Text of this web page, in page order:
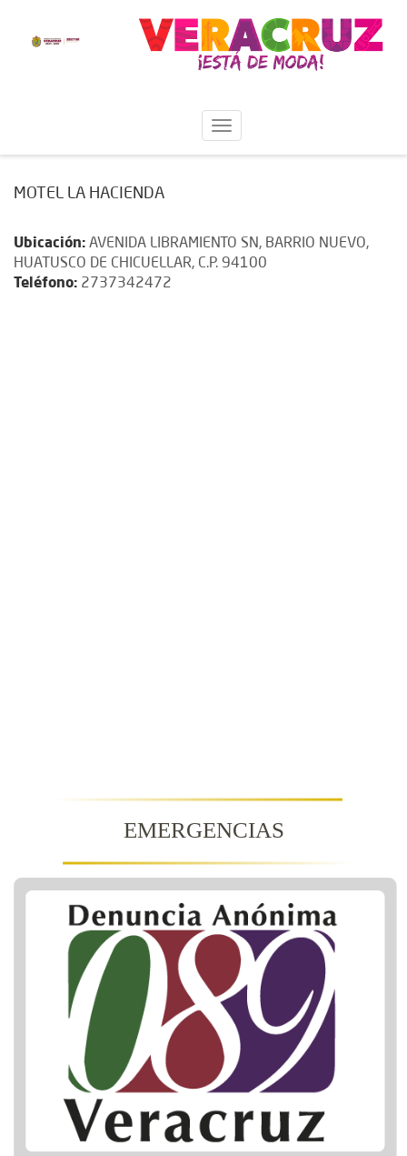
MOTEL LA HACIENDA
Ubicación: AVENIDA LIBRAMIENTO SN, BARRIO NUEVO,
HUATUSCO DE CHICUELLAR, C.P. 94100
Teléfono: 2737342472
EMERGENCIAS